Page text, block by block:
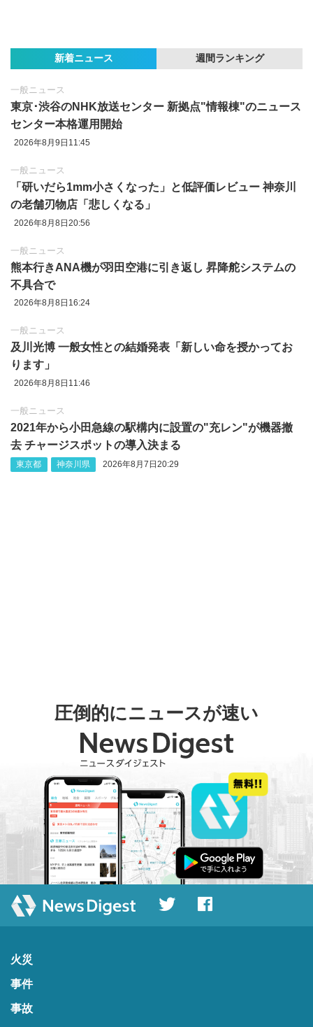
新着ニュース 週間ランキング
一般ニュース
東京‪･‬渋谷のNHK放送センター 新拠点"情報棟"のニュース
センター本格運用開始
2026年8月9日11:45
一般ニュース
「研いだら1mm小さくなった」と低評価レビュー 神奈川
の老舗刃物店「悲しくなる」
2026年8月8日20:56
一般ニュース
熊本行きANA機が羽田空港に引き返し 昇降舵システムの
不具合で
2026年8月8日16:24
一般ニュース
及川光博 一般女性との結婚発表「新しい命を授かってお
ります」
2026年8月8日11:46
一般ニュース
2021年から小田急線の駅構内に設置の"充レン"が機器撤
去 チャージスポットの導入決まる
東京都 神奈川県 2026年8月7日20:29
圧倒的にニュースが速い
火災
事件
事故